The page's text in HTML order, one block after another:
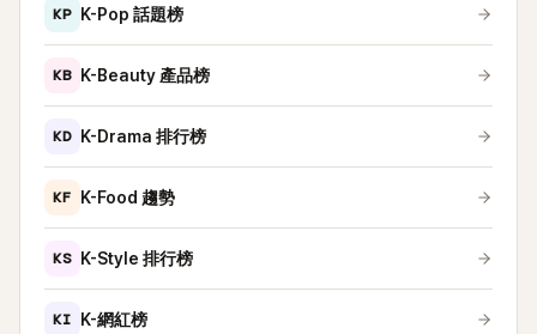
KP K-Pop 話題榜
KB K-Beauty 產品榜
KD K-Drama 排行榜
KF K-Food 趨勢
KS K-Style 排行榜
KI K-網紅榜